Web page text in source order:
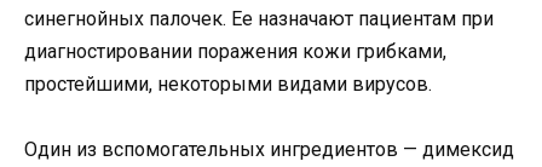
синегнойных палочек. Ее назначают пациентам при
диагностировании поражения кожи грибками,
простейшими, некоторыми видами вирусов.
Один из вспомогательных ингредиентов — димексид